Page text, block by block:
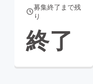
募集終了まで残
り
終了